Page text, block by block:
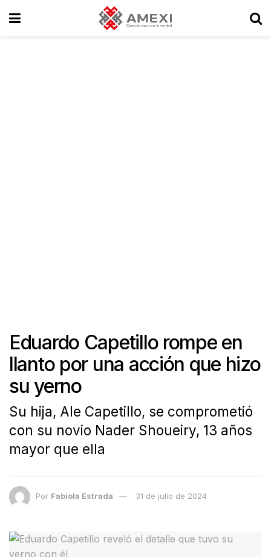
Eduardo Capetillo rompe en
llanto por una acción que hizo
su yerno
Su hija, Ale Capetillo, se comprometió
con su novio Nader Shoueiry, 13 años
mayor que ella
Por Fabiola Estrada 31 de julio de 2024